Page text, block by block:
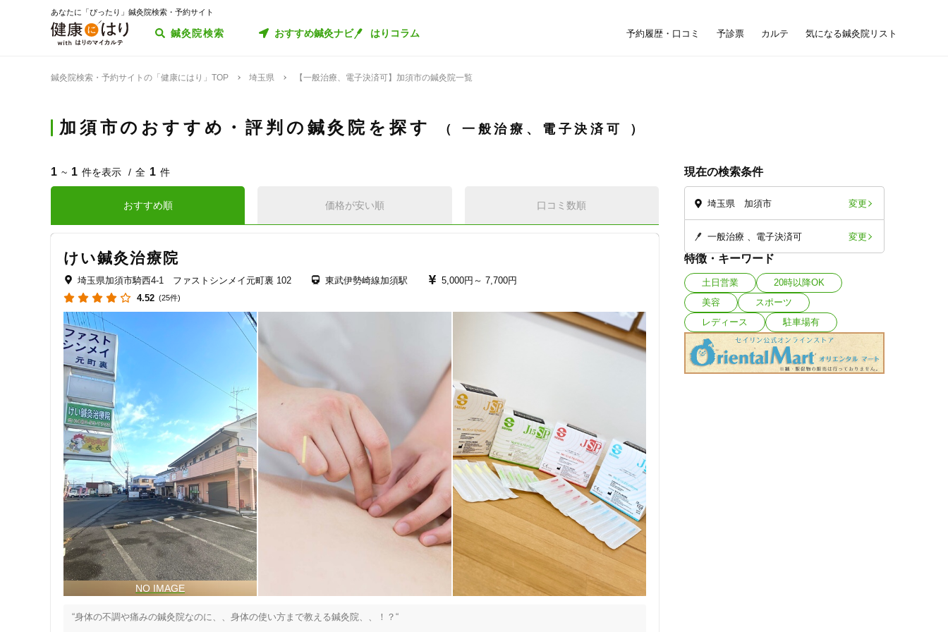
あなたに「ぴったり」鍼灸院検索・予約サイト
鍼灸院検索 おすすめ鍼灸ナビ はりコラム 予約履歴・口コミ 予診票 カルテ 気になる鍼灸院リスト
鍼灸院検索・予約サイトの「健康にはり」TOP 埼玉県 【一般治療、電子決済可】加須市の鍼灸院一覧
加須市のおすすめ・評判の鍼灸院を探す 一般治療、電子決済可
現在の検索条件
埼玉県 加須市 変更
一般治療 電子決済可 変更
特徴・キーワード
土日営業
20時以降OK
美容
スポーツ
レディース
駐車場有
1 ~ 1 件を表示 全 1 件
おすすめ順 価格が安い順 口コミ数順
けい鍼灸治療院
埼玉県加須市騎西4-1 ファストシンメイ元町裏 102 東武伊勢崎線加須駅 5,000円～ 7,700円
4.52 (25件)
“身体の不調や痛みの鍼灸院なのに、、身体の使い方まで教える鍼灸院、、！？“